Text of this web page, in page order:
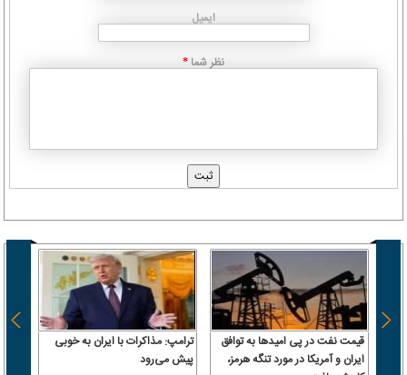
ایمیل
نظر شما *
قیمت نفت در پی امیدها به توافق
ایران و آمریکا در مورد تنگه هرمز،
ترامپ: مذاکرات با ایران به خوبی
پیش می‌رود